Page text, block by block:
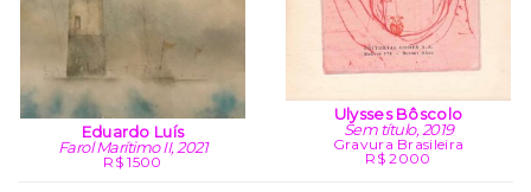
Eduardo Luís
Farol Marítimo II, 2021
R$ 1500
Ulysses Bôscolo
Sem título, 2019
Gravura Brasileira
R$ 2000